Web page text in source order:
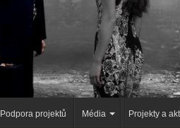
Podpora projektů Média Projekty a